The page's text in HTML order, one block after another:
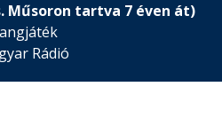
Műsoron tartva 7 éven át)
Rádió